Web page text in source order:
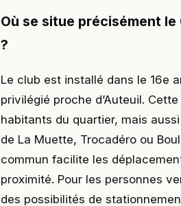
Où se situe précisément
?
Le club est installé dans le 16e
privilégié proche d’Auteuil.
habitants du quartier, mais
de La Muette, Trocadéro ou
commun facilite les
proximité. Pour les personnes
des possibilités de